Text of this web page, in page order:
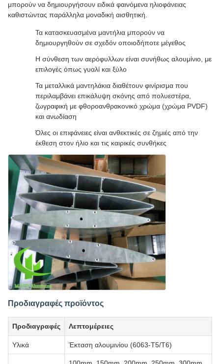
μπορούν να δημιουργήσουν ειδικά φαινόμενα ηλιοφάνειας
καθιστώντας παράλληλα μοναδική αισθητική.
Τα κατασκευασμένα μαντήλια μπορούν να
δημιουργηθούν σε σχεδόν οποιοδήποτε μέγεθος
Η σύνθεση των αερόφυλλων είναι συνήθως αλουμίνιο, με
επιλογές όπως γυαλί και ξύλο
Τα μεταλλικά μαντηλάκια διαθέτουν φινίρισμα που
περιλαμβάνει επικάλυψη σκόνης από πολυεστέρα,
ζωγραφική με φθοροανθρακονικό χρώμα (χρώμα PVDF)
και ανωδίαση
Όλες οι επιφάνειες είναι ανθεκτικές σε ζημιές από την
έκθεση στον ήλιο και τις καιρικές συνθήκες
Προδιαγραφές προϊόντος
Προδιαγραφές Λεπτομέρειες
Υλικά Έκταση αλουμινίου (6063-T5/T6)